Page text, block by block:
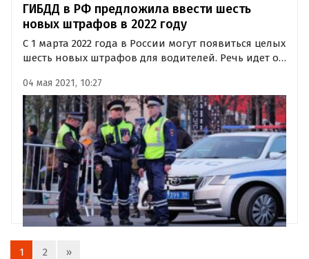
ГИБДД в РФ предложила ввести шесть
новых штрафов в 2022 году
С 1 марта 2022 года в России могут появиться целых
шесть новых штрафов для водителей. Речь идет о
правительства, которое расширит перечень
условий и неисправностей, запрещающих
эксплуатацию автомобилей.
04 мая 2021, 10:27
1 2 »